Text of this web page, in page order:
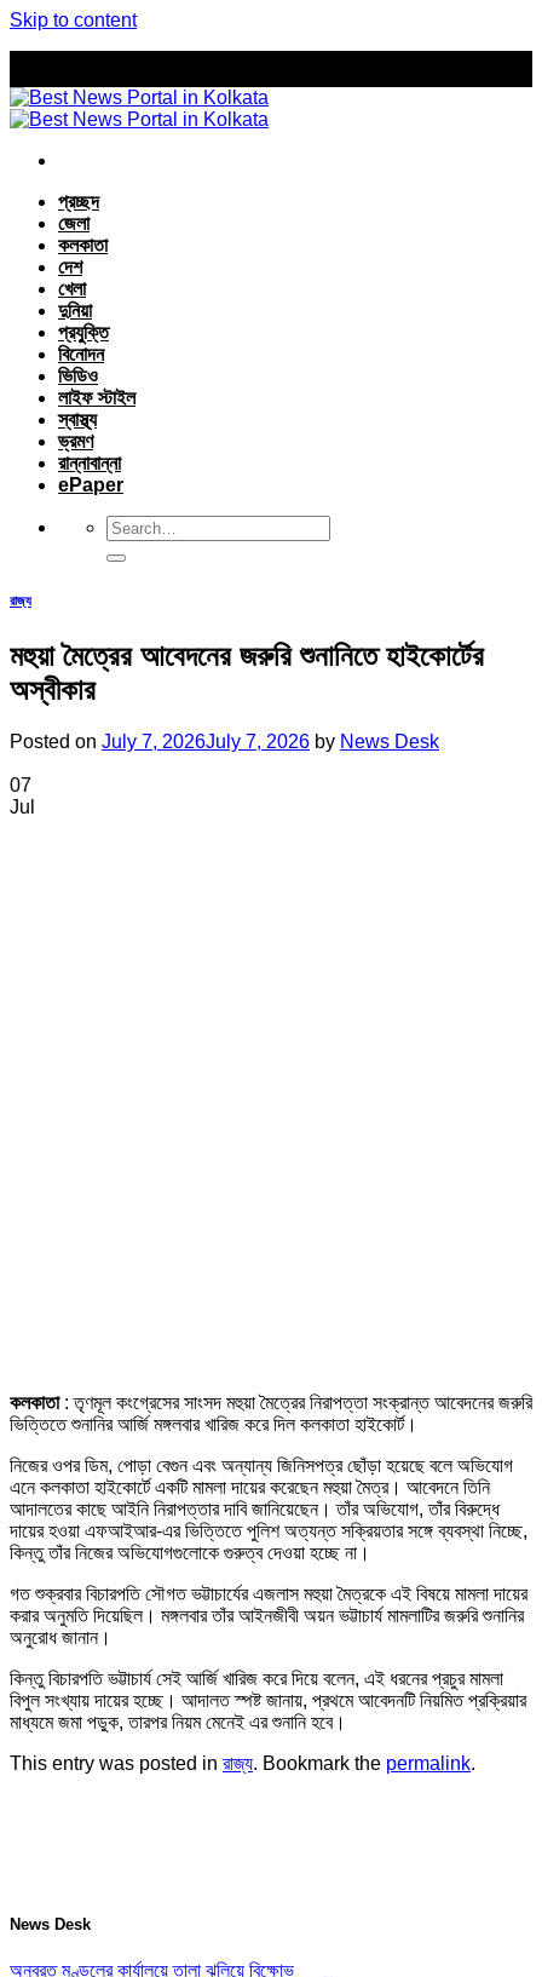
Skip to content
প্রচ্ছদ
জেলা
কলকাতা
দেশ
খেলা
দুনিয়া
প্রযুক্তি
বিনোদন
ভিডিও
লাইফ স্টাইল
স্বাস্থ্য
ভ্রমণ
রান্নাবান্না
ePaper
রাজ্য
মহুয়া মৈত্রের আবেদনের জরুরি শুনানিতে হাইকোর্টের
অস্বীকার
Posted on July 7, 2026July 7, 2026 by News Desk
07
Jul
কলকাতা: তৃণমূল কংগ্রেসের সাংসদ মহুয়া মৈত্রের নিরাপত্তা সংক্রান্ত আবেদনের জরুরি
ভিত্তিতে শুনানির আর্জি মঙ্গলবার খারিজ করে দিল কলকাতা হাইকোর্ট।
নিজের ওপর ডিম, পোড়া বেগুন এবং অন্যান্য জিনিসপত্র ছোঁড়া হয়েছে বলে অভিযোগ
এনে কলকাতা হাইকোর্টে একটি মামলা দায়ের করেছেন মহুয়া মৈত্র। আবেদনে তিনি
আদালতের কাছে আইনি নিরাপত্তার দাবি জানিয়েছেন। তাঁর অভিযোগ, তাঁর বিরুদ্ধে
দায়ের হওয়া এফআইআর-এর ভিত্তিতে পুলিশ অত্যন্ত সক্রিয়তার সঙ্গে ব্যবস্থা নিচ্ছে,
কিন্তু তাঁর নিজের অভিযোগগুলোকে গুরুত্ব দেওয়া হচ্ছে না।
গত শুক্রবার বিচারপতি সৌগত ভট্টাচার্যের এজলাস মহুয়া মৈত্রকে এই বিষয়ে মামলা দায়ের
করার অনুমতি দিয়েছিল। মঙ্গলবার তাঁর আইনজীবী অয়ন ভট্টাচার্য মামলাটির জরুরি শুনানির
অনুরোধ জানান।
কিন্তু বিচারপতি ভট্টাচার্য সেই আর্জি খারিজ করে দিয়ে বলেন, এই ধরনের প্রচুর মামলা
বিপুল সংখ্যায় দায়ের হচ্ছে। আদালত স্পষ্ট জানায়, প্রথমে আবেদনটি নিয়মিত প্রক্রিয়ার
মাধ্যমে জমা পড়ুক, তারপর নিয়ম মেনেই এর শুনানি হবে।
This entry was posted in রাজ্য. Bookmark the permalink.
News Desk
অনুব্রত মণ্ডলের কার্যালয়ে তালা ঝুলিয়ে বিক্ষোভ